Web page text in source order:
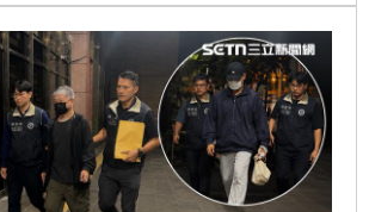
處搜索17處、約談15人，其中11人
公司時任董事長詹景超以及董事劉偉
，泰山另一名前董座詹仁道以及現任
別以50萬元交保、限制出境出海，其他
(詹雯婷)的父親詹仁謙，也因為列
談而曝光。